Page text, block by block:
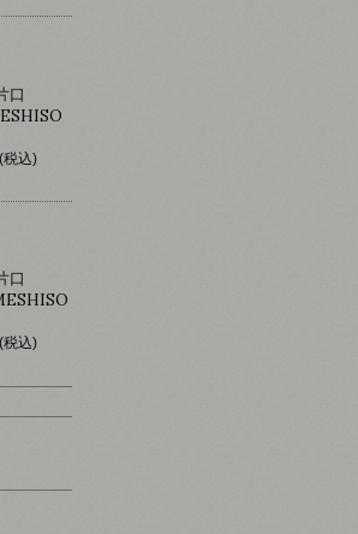
口
税込)
口
税込)